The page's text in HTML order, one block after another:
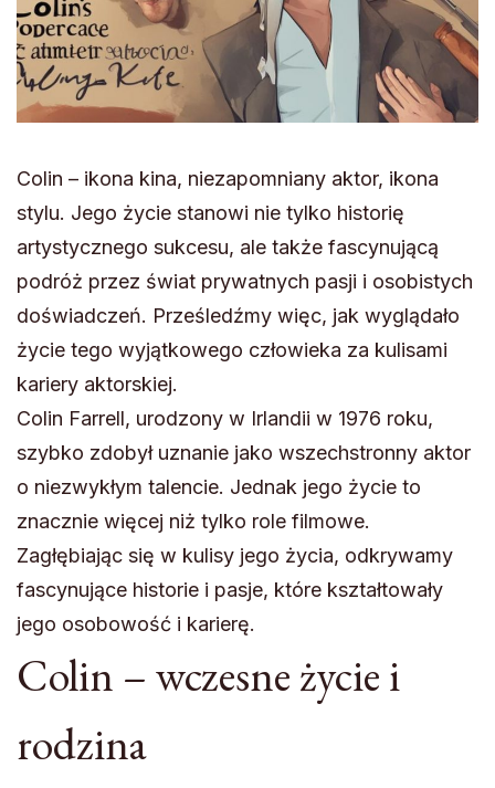
Colin – ikona kina, niezapomniany aktor, ikona
stylu. Jego życie stanowi nie tylko historię
artystycznego sukcesu, ale także fascynującą
podróż przez świat prywatnych pasji i osobistych
doświadczeń. Prześledźmy więc, jak wyglądało
życie tego wyjątkowego człowieka za kulisami
kariery aktorskiej.
Colin Farrell, urodzony w Irlandii w 1976 roku,
szybko zdobył uznanie jako wszechstronny aktor
o niezwykłym talencie. Jednak jego życie to
znacznie więcej niż tylko role filmowe.
Zagłębiając się w kulisy jego życia, odkrywamy
fascynujące historie i pasje, które kształtowały
jego osobowość i karierę.
Colin – wczesne życie i
rodzina